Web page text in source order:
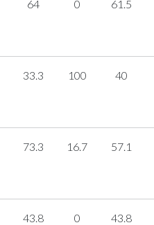
64 0 61.5
33.3 100 40
73.3 16.7 57.1
43.8 0 43.8